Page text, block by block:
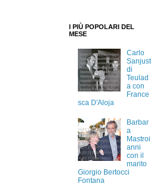
I PIÙ POPOLARI DEL
MESE
Carlo
Sanjust
di
Teulad
a con
France
sca D'Aloja
Barbar
a
Mastroi
anni
con il
marito
Giorgio Bertocci
Fontana